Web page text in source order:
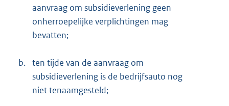
aanvraag om subsidieverlening geen
onherroepelijke verplichtingen mag
bevatten;
b. ten tijde van de aanvraag om
subsidieverlening is de bedrijfsauto nog
niet tenaamgesteld;